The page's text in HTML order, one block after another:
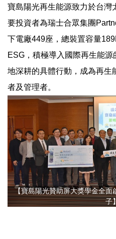
寶島陽光再生能源致力於台灣
要投資者為瑞士合眾集團
下電廠449座，總裝置容量
ESG，積極導入國際再生能
地深耕的具體行動，成為再生
者及管理者。
【寶島陽光贊助屏大獎學金全
子